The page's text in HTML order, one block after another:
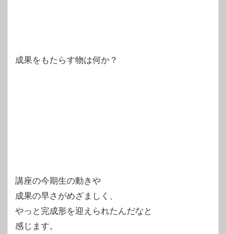
成果をもたらす物は何か？
講座の今期生の動きや
成果の早さがめざましく、
やっと完成形を迎えられたんだなと
感じます。